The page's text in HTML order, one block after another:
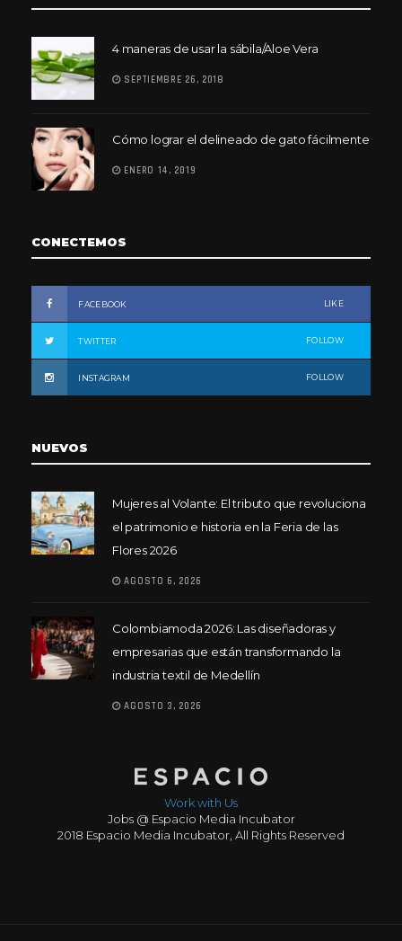
4 maneras de usar la sábila/Aloe Vera
SEPTIEMBRE 26, 2018
Cómo lograr el delineado de gato fácilmente
ENERO 14, 2019
CONECTEMOS
FACEBOOK LIKE
TWITTER FOLLOW
INSTAGRAM FOLLOW
NUEVOS
Mujeres al Volante: El tributo que revoluciona
el patrimonio e historia en la Feria de las
Flores 2026
AGOSTO 6, 2026
Colombiamoda 2026: Las diseñadoras y
empresarias que están transformando la
industria textil de Medellín
AGOSTO 3, 2026
Work with Us
Jobs @ Espacio Media Incubator
2018 Espacio Media Incubator, All Rights Reserved